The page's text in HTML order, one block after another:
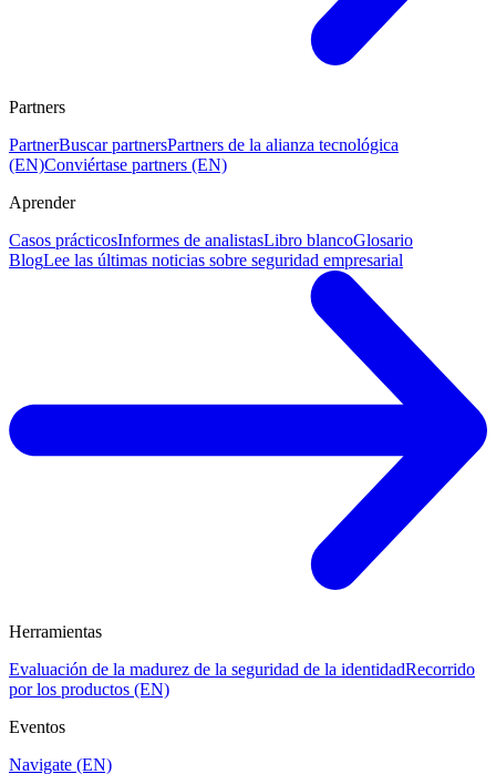
Partners
PartnerBuscar partnersPartners de la alianza tecnológica
(EN)Conviértase partners (EN)
Aprender
Casos prácticosInformes de analistasLibro blancoGlosario
BlogLee las últimas noticias sobre seguridad empresarial
Herramientas
Evaluación de la madurez de la seguridad de la identidadRecorrido
por los productos (EN)
Eventos
Navigate (EN)